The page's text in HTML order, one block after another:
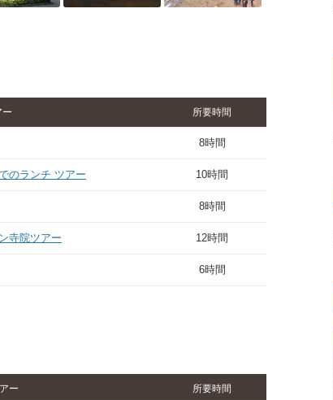
ー 所要時間
8時間
のランチ ツアー 10時間
8時間
寺院ツアー 12時間
6時間
ー 所要時間